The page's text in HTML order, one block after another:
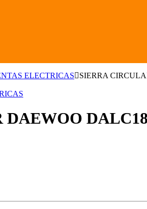
ELECTRICAS SIERRA